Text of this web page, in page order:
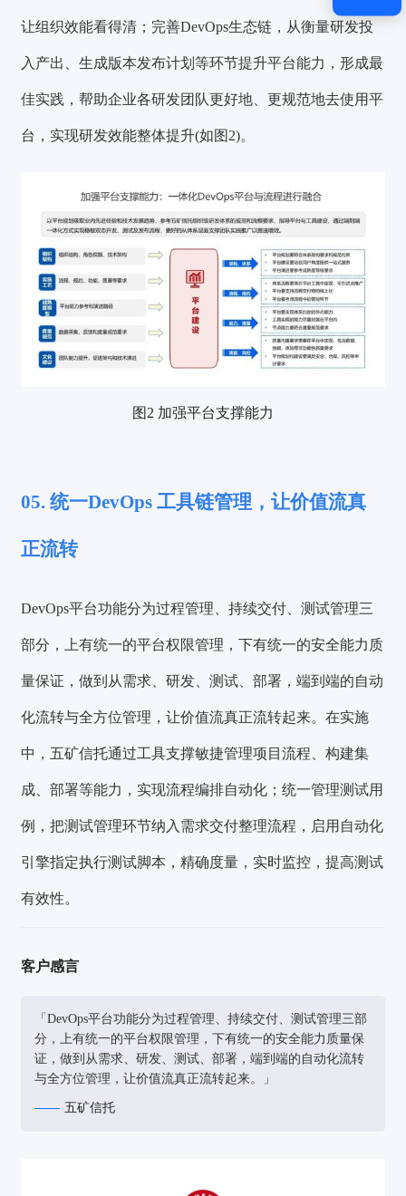
让组织效能看得清；完善DevOps生态链，从衡量研发投
入产出、生成版本发布计划等环节提升平台能力，形成最
佳实践，帮助企业各研发团队更好地、更规范地去使用平
台，实现研发效能整体提升(如图2)。
图2 加强平台支撑能力
05. 统一DevOps 工具链管理，让价值流真
正流转
DevOps平台功能分为过程管理、持续交付、测试管理三
部分，上有统一的平台权限管理，下有统一的安全能力质
量保证，做到从需求、研发、测试、部署，端到端的自动
化流转与全方位管理，让价值流真正流转起来。在实施
中，五矿信托通过工具支撑敏捷管理项目流程、构建集
成、部署等能力，实现流程编排自动化；统一管理测试用
例，把测试管理环节纳入需求交付整理流程，启用自动化
引擎指定执行测试脚本，精确度量，实时监控，提高测试
有效性。
客户感言
「DevOps平台功能分为过程管理、持续交付、测试管理三部
分，上有统一的平台权限管理，下有统一的安全能力质量保
证，做到从需求、研发、测试、部署，端到端的自动化流转
与全方位管理，让价值流真正流转起来。」
五矿信托